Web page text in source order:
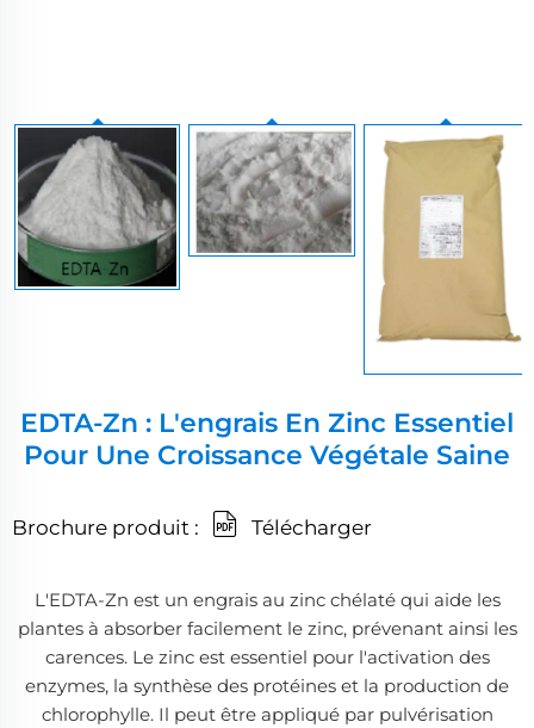
EDTA-Zn : L'engrais En Zinc Essentiel
Pour Une Croissance Végétale Saine
Brochure produit : Télécharger
L'EDTA-Zn est un engrais au zinc chélaté qui aide les
plantes à absorber facilement le zinc, prévenant ainsi les
carences. Le zinc est essentiel pour l'activation des
enzymes, la synthèse des protéines et la production de
chlorophylle. Il peut être appliqué par pulvérisation